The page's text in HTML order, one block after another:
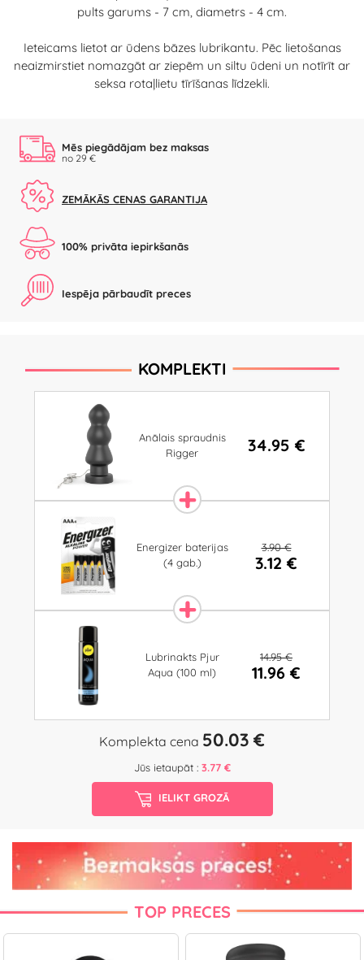
pults garums - 7 cm, diametrs - 4 cm.
Ieteicams lietot ar ūdens bāzes lubrikantu. Pēc lietošanas
neaizmirstiet nomazgāt ar ziepēm un siltu ūdeni un notīrīt ar
seksa rotaļlietu tīrīšanas līdzekli.
Mēs piegādājam bez maksas
no 29 €
ZEMĀKĀS CENAS GARANTIJA
100% privāta iepirkšanās
Iespēja pārbaudīt preces
KOMPLEKTI
Anālais spraudnis
Rigger
34.95 €
Energizer baterijas
(4 gab.)
3.90 €
3.12 €
Lubrinakts Pjur
Aqua (100 ml)
14.95 €
11.96 €
Komplekta cena 50.03 €
Jūs ietaupāt : 3.77 €
IELIKT GROZĀ
TOP PRECES